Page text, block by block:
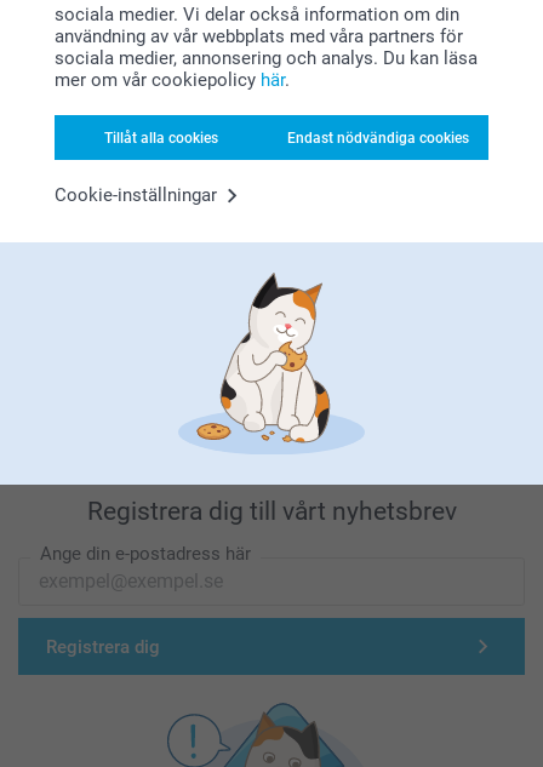
sociala medier. Vi delar också information om din
användning av vår webbplats med våra partners för
sociala medier, annonsering och analys. Du kan läsa
mer om vår cookiepolicy här.
Tillåt alla cookies Endast nödvändiga cookies
Cookie-inställningar
Letar du efter inspiration?
Förstklassig kundservice
Registrera dig till vårt nyhetsbrev
Ange din e-postadress här
Registrera dig